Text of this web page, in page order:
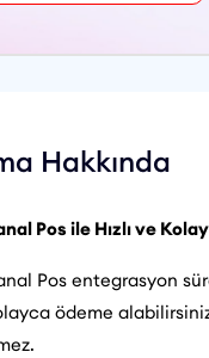
Hakkında
Pos ile Hızlı ve
Pos entegrasyon
ödeme